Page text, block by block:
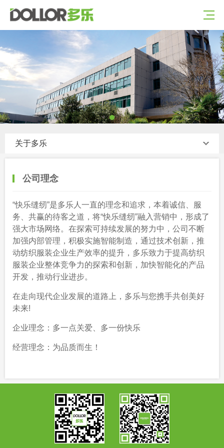
关于多乐
公司理念
“快乐缝纫”是多乐人一直的理念和追求，本着诚信、服
务、共赢的待客之道，将“快乐缝纫”融入营销中，形成了
强大市场网络。在探索可持续发展的努力中，公司不断
加强内部管理，积极实施智能制造，通过技术创新，推
动纺织服装企业生产效率的提升，多乐致力于提高纺织
服装企业整体竞争力的探索和创新，加快智能化的产品
开发，推动行业进步。
在走向现代企业发展的道路上，多乐与您携手共创美好
未来!
企业理念：多一点关爱、多一份快乐
经营理念：为品质而生！